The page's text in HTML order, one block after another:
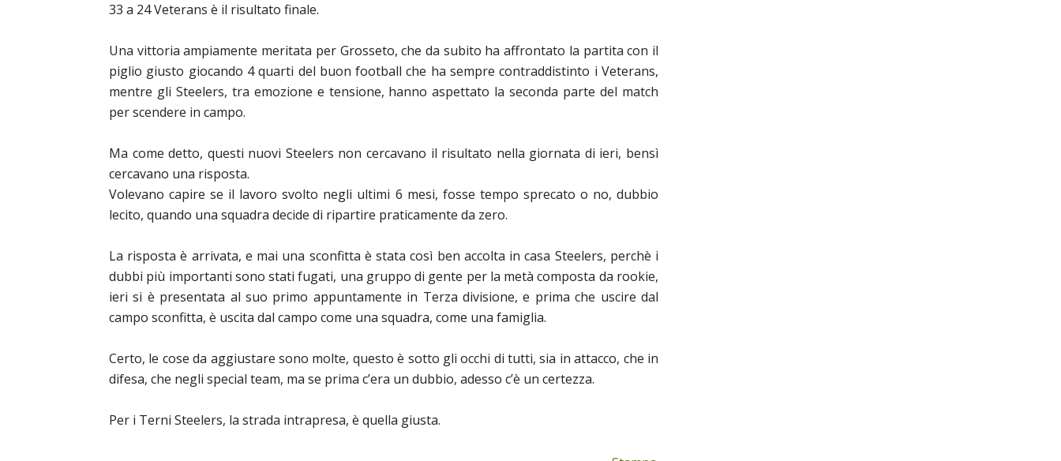
33 a 24 Veterans è il risultato finale.
Una vittoria ampiamente meritata per Grosseto, che da subito ha affrontato la partita con il
piglio giusto giocando 4 quarti del buon football che ha sempre contraddistinto i Veterans,
mentre gli Steelers, tra emozione e tensione, hanno aspettato la seconda parte del match
per scendere in campo.
Ma come detto, questi nuovi Steelers non cercavano il risultato nella giornata di ieri, bensì
cercavano una risposta.
Volevano capire se il lavoro svolto negli ultimi 6 mesi, fosse tempo sprecato o no, dubbio
lecito, quando una squadra decide di ripartire praticamente da zero.
La risposta è arrivata, e mai una sconfitta è stata così ben accolta in casa Steelers, perchè i
dubbi più importanti sono stati fugati, una gruppo di gente per la metà composta da rookie,
ieri si è presentata al suo primo appuntamente in Terza divisione, e prima che uscire dal
campo sconfitta, è uscita dal campo come una squadra, come una famiglia.
Certo, le cose da aggiustare sono molte, questo è sotto gli occhi di tutti, sia in attacco, che in
difesa, che negli special team, ma se prima c’era un dubbio, adesso c’è un certezza.
Per i Terni Steelers, la strada intrapresa, è quella giusta.